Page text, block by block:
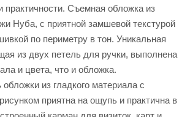
практичности. Съемная обложка из
Нуба, с приятной замшевой текстурой
по периметру в тон. Уникальная
из двух петель для ручки, выполнена
и цвета, что и обложка.
обложки из гладкого материала с
приятна на ощупь и практична в